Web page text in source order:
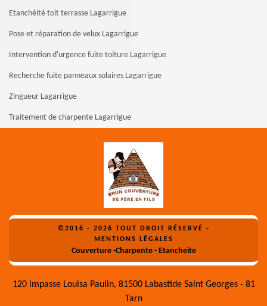
Etanchéité toit terrasse Lagarrigue
Pose et réparation de velux Lagarrigue
Intervention d'urgence fuite toiture Lagarrigue
Recherche fuite panneaux solaires Lagarrigue
Zingueur Lagarrigue
Traitement de charpente Lagarrigue
©2016 - 2026 TOUT DROIT RÉSERVÉ -
MENTIONS LÉGALES
Couverture -Charpente - Etancheite
120 impasse Louisa Paulin, 81500 Labastide Saint Georges - 81
Tarn